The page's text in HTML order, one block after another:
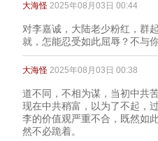
大海怪 2025年08月03日 00:44
对李嘉诚，大陆老少粉红，群
就，怎能忍受如此屈辱？不与
大海怪 2025年08月03日 00:38
道不同，不相为谋，当初中共
现在中共稍富，以为了不起，
李的价值观严重不合，既然如
然不必跪着。